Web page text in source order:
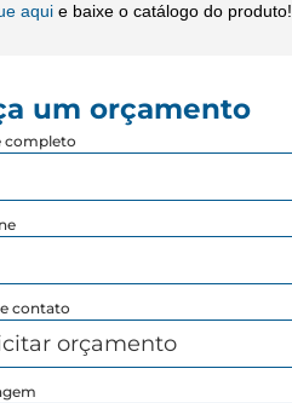
aqui e baixe o catálogo do produto!
um orçamento
completo
contato